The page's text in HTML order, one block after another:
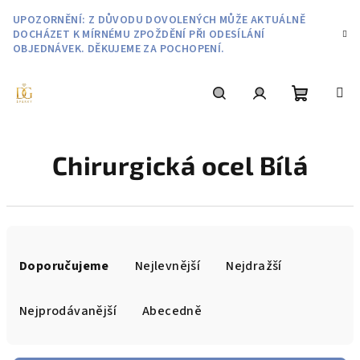
obsah
UPOZORNĚNÍ: Z DŮVODU DOVOLENÝCH MŮŽE AKTUÁLNĚ
DOCHÁZET K MÍRNÉMU ZPOŽDĚNÍ PŘI ODESÍLÁNÍ
OBJEDNÁVEK. DĚKUJEME ZA POCHOPENÍ.
košík
Chirurgická ocel Bílá
Doporučujeme Nejlevnější Nejdražší
Nejprodávanější Abecedně